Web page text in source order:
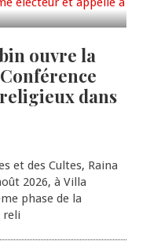
ouvre la
dans
et des Cultes, Raina
2026, à Villa
phase de la
reli